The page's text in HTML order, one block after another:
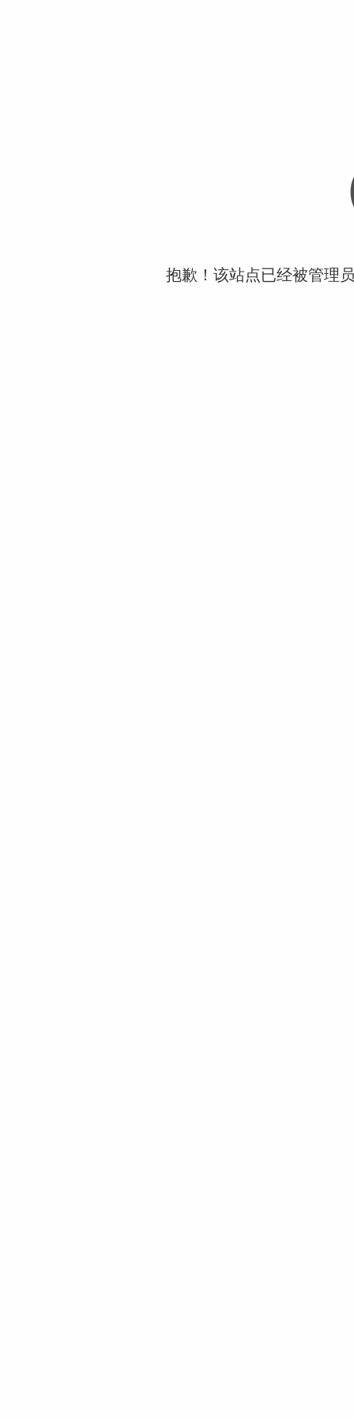
抱歉！该站点已经被管理